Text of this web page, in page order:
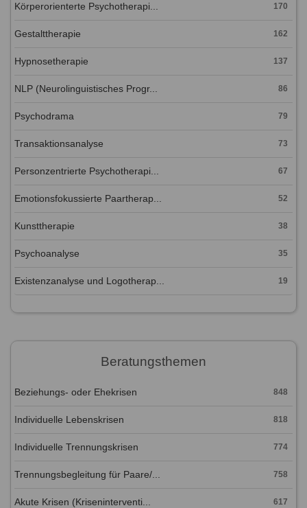
Körperorienterte Psychotherapi... 170
Gestalttherapie 162
Hypnosetherapie 137
NLP (Neurolinguistisches Progr... 86
Psychodrama 79
Transaktionsanalyse 73
Personzentrierte Psychotherapi... 67
Emotionsfokussierte Paartherap... 52
Kunsttherapie 38
Psychoanalyse 35
Existenzanalyse und Logotherap... 19
Beratungsthemen
Beziehungs- oder Ehekrisen 848
Individuelle Lebenskrisen 818
Individuelle Trennungskrisen 774
Trennungsbegleitung für Paare/... 758
Akute Krisen (Kriseninterventi... 617